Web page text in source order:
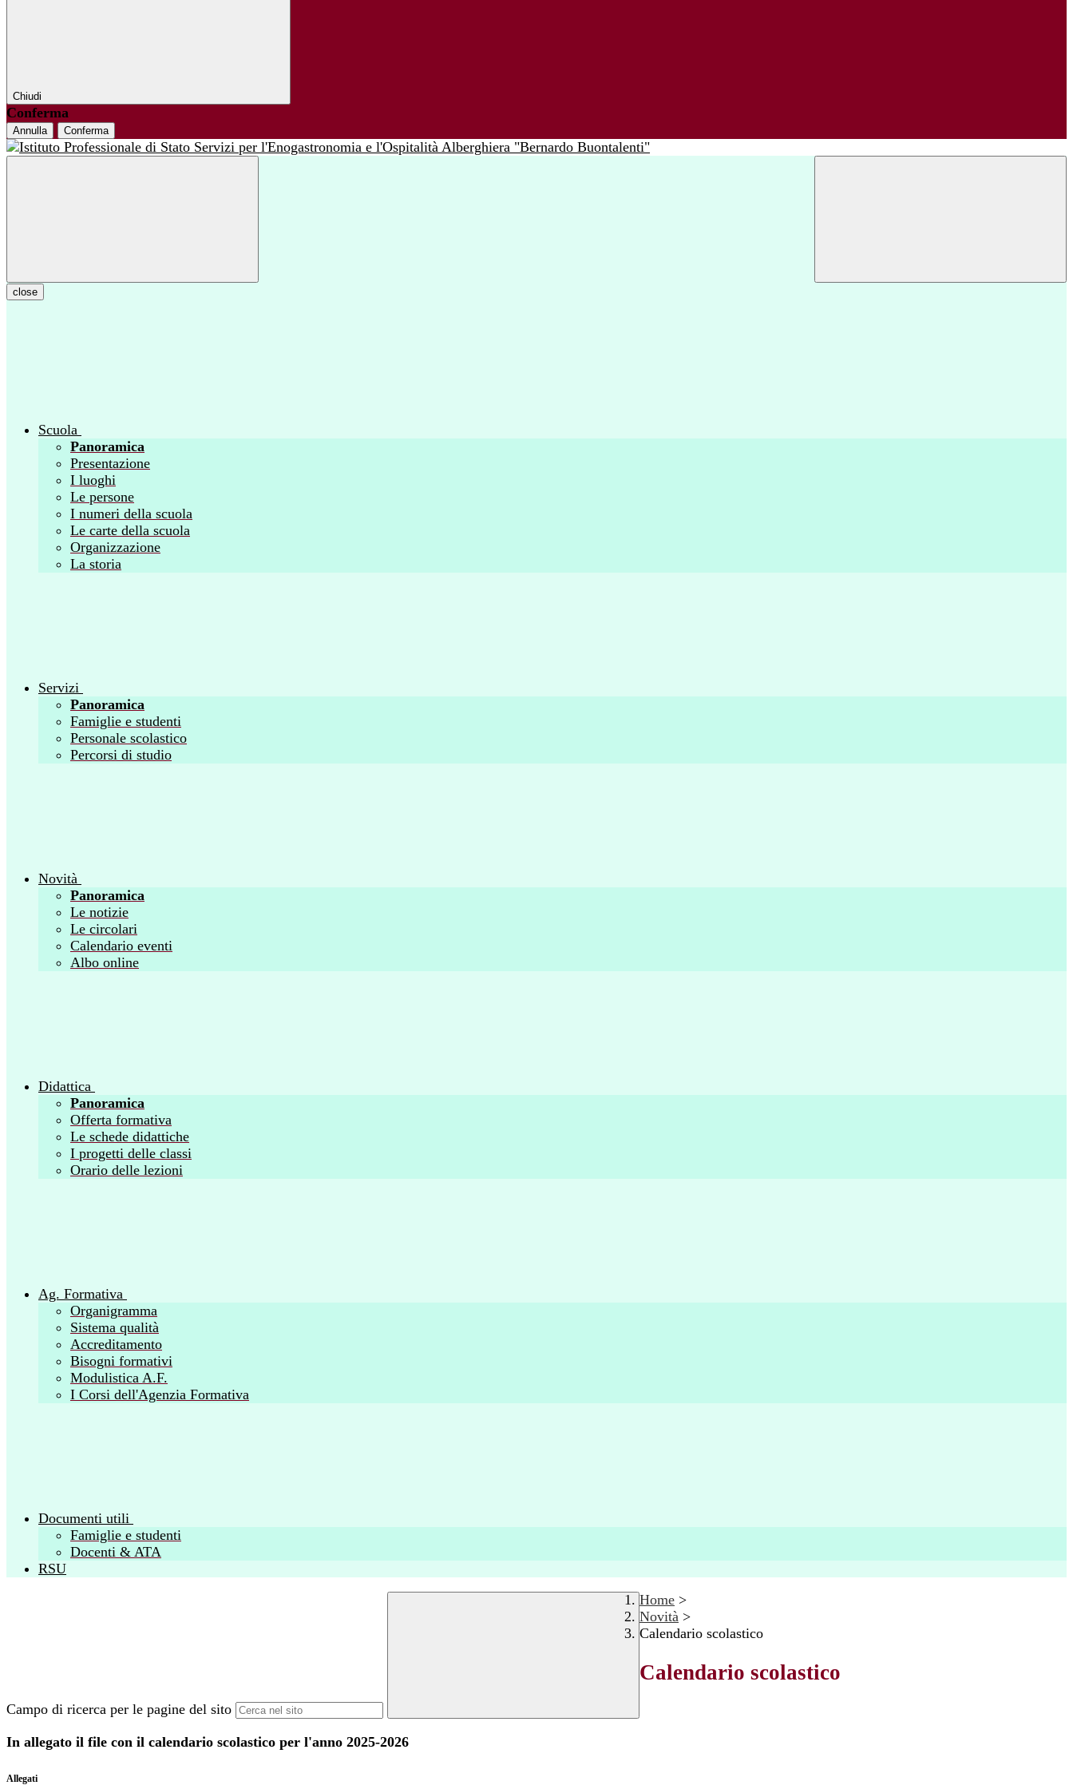
Chiudi
Conferma
Annulla Conferma
close
Scuola
Panoramica
Presentazione
I luoghi
Le persone
I numeri della scuola
Le carte della scuola
Organizzazione
La storia
Servizi
Panoramica
Famiglie e studenti
Personale scolastico
Percorsi di studio
Novità
Panoramica
Le notizie
Le circolari
Calendario eventi
Albo online
Didattica
Panoramica
Offerta formativa
Le schede didattiche
I progetti delle classi
Orario delle lezioni
Ag. Formativa
Organigramma
Sistema qualità
Accreditamento
Bisogni formativi
Modulistica A.F.
I Corsi dell'Agenzia Formativa
Documenti utili
Famiglie e studenti
Docenti & ATA
RSU
Campo di ricerca per le pagine del sito
Home >
Novità >
Calendario scolastico
Calendario scolastico
In allegato il file con il calendario scolastico per l'anno 2025-2026
Allegati